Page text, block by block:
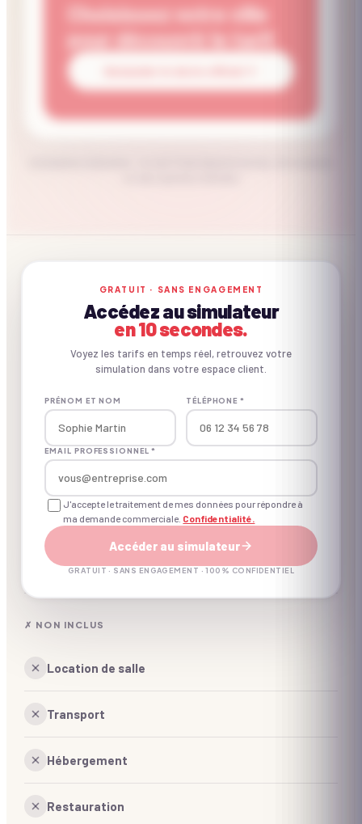
Choisissez votre ville
pour découvrir le tarif.
GRATUIT · SANS ENGAGEMENT
Accédez au simulateur
en 10 secondes.
Voyez les tarifs en temps réel, retrouvez votre
simulation dans votre espace client.
PRÉNOM ET NOM TÉLÉPHONE *
EMAIL PROFESSIONNEL *
J'accepte le traitement de mes données pour répondre à
ma demande commerciale. Confidentialité.
Accéder au simulateur
GRATUIT · SANS ENGAGEMENT · 100% CONFIDENTIEL
CE QU'ON APPORTE
Inclus vs. non inclus.
Concept créé pour le B2B
Matériel d'animation
Animateur(s) professionnel(s)
Coordination d'un expert à J-7
✗ NON INCLUS
Location de salle
Transport
Hébergement
Restauration